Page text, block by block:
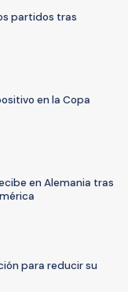
partidos tras
en la Copa
en Alemania tras
para reducir su